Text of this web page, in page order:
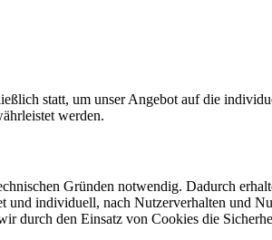
statt, um unser Angebot auf die
werden.
Gründen notwendig. Dadurch
individuell, nach Nutzerverhalten und
durch den Einsatz von Cookies die